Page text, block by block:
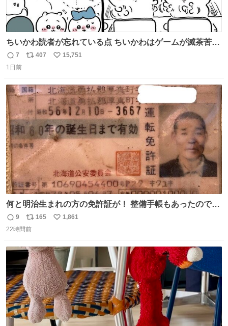
ちいかわ読者が忘れている点 ちいかわはゲームが滅茶苦茶
上手い
返
信
7
リ
ト
数
407
い
数
15,751
1日前
何と明治生まれの方の免許証が！ 整備手帳もあったのでこ
の方は新車で買われてるようです 住所調べても既に家はな
くAIに聞いたりリサーチ力の凄い酷道仲間に調べてもらっ
分の手でこの免許証を親族の方に返したいと思っていて今
回実現しそうです
返
信
9
リ
ポ
ト
数
165
い
数
1,861
22時間前